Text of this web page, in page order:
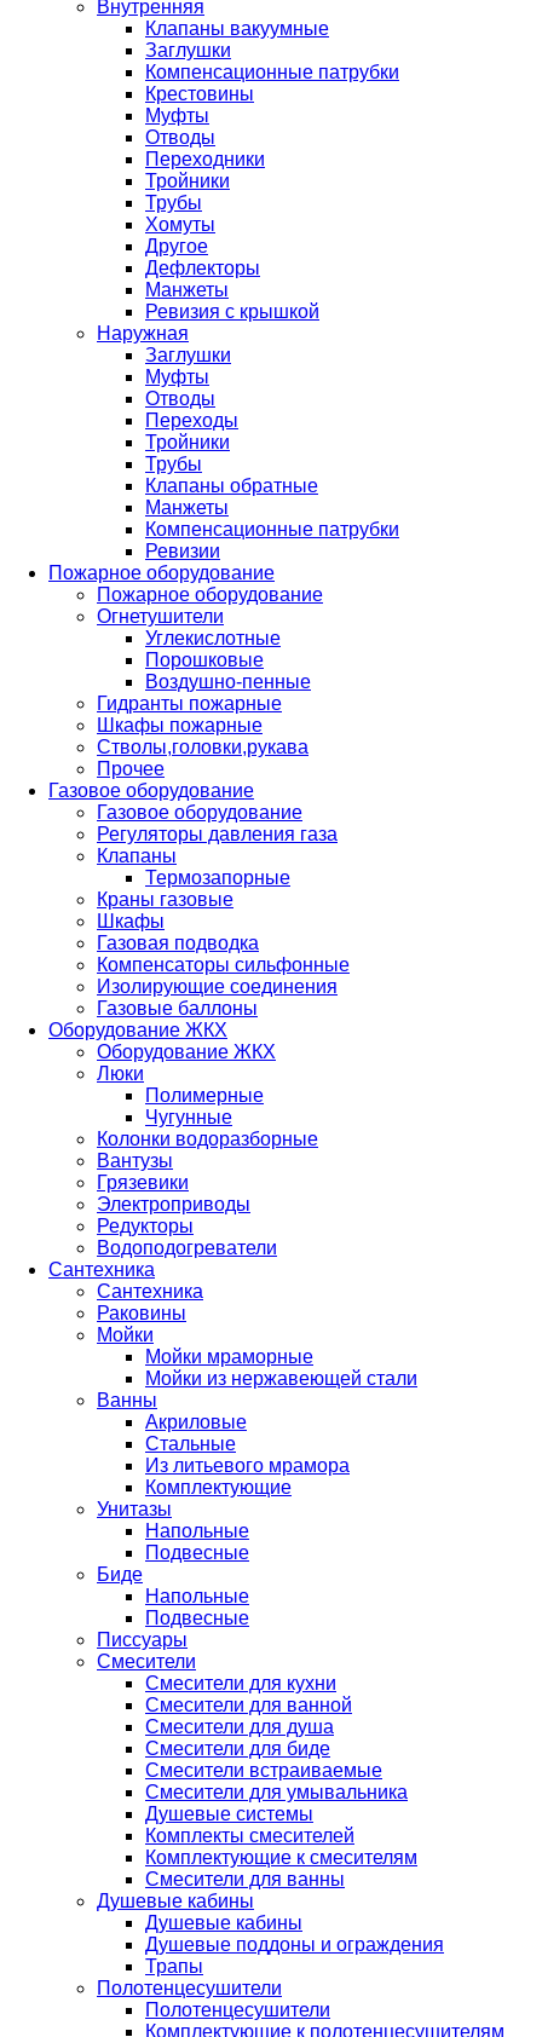
Внутренняя
Клапаны вакуумные
Заглушки
Компенсационные патрубки
Крестовины
Муфты
Отводы
Переходники
Тройники
Трубы
Хомуты
Другое
Дефлекторы
Манжеты
Ревизия с крышкой
Наружная
Заглушки
Муфты
Отводы
Переходы
Тройники
Трубы
Клапаны обратные
Манжеты
Компенсационные патрубки
Ревизии
Пожарное оборудование
Пожарное оборудование
Огнетушители
Углекислотные
Порошковые
Воздушно-пенные
Гидранты пожарные
Шкафы пожарные
Стволы,головки,рукава
Прочее
Газовое оборудование
Газовое оборудование
Регуляторы давления газа
Клапаны
Термозапорные
Краны газовые
Шкафы
Газовая подводка
Компенсаторы сильфонные
Изолирующие соединения
Газовые баллоны
Оборудование ЖКХ
Оборудование ЖКХ
Люки
Полимерные
Чугунные
Колонки водоразборные
Вантузы
Грязевики
Электроприводы
Редукторы
Водоподогреватели
Сантехника
Сантехника
Раковины
Мойки
Мойки мраморные
Мойки из нержавеющей стали
Ванны
Акриловые
Стальные
Из литьевого мрамора
Комплектующие
Унитазы
Напольные
Подвесные
Биде
Напольные
Подвесные
Писсуары
Смесители
Смесители для кухни
Смесители для ванной
Смесители для душа
Смесители для биде
Смесители встраиваемые
Смесители для умывальника
Душевые системы
Комплекты смесителей
Комплектующие к смесителям
Смесители для ванны
Душевые кабины
Душевые кабины
Душевые поддоны и ограждения
Трапы
Полотенцесушители
Полотенцесушители
Комплектующие к полотенцесушителям